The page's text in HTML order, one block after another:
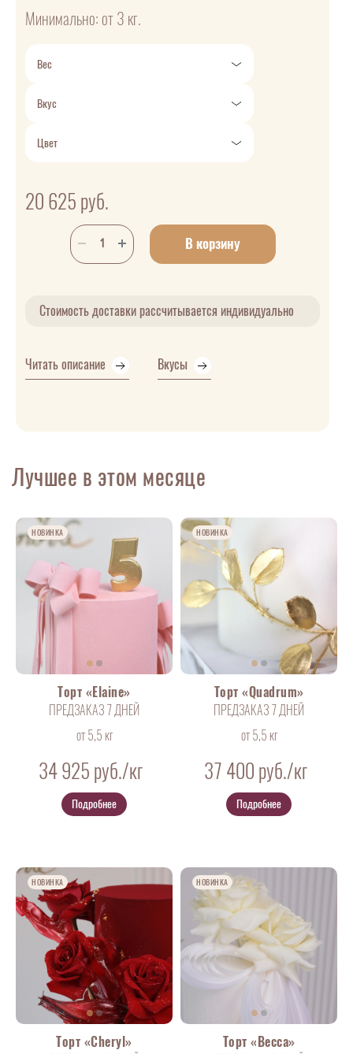
Минимально: от 3 кг.
Вес
Вкус
Цвет
20 625 руб.
В корзину
Стоимость доставки рассчитывается индивидуально
Читать описание Вкусы
Лучшее в этом месяце
НОВИНКА
Торт «Elaine»
ПРЕДЗАКАЗ 7 ДНЕЙ
от 5,5 кг
34 925 руб./кг
Подробнее
НОВИНКА
Торт «Quadrum»
ПРЕДЗАКАЗ 7 ДНЕЙ
от 5,5 кг
37 400 руб./кг
Подробнее
НОВИНКА
Торт «Cheryl»
НОВИНКА
Торт «Becca»